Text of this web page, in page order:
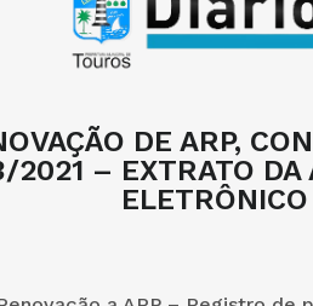
DE ARP,
2021 – EXTRATO